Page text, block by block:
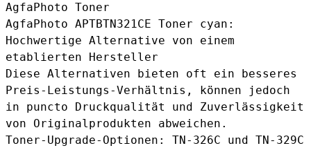
AgfaPhoto Toner
AgfaPhoto APTBTN321CE Toner cyan :
Hochwertige Alternative von einem
etablierten Hersteller
Diese Alternativen bieten oft ein besseres
Preis-Leistungs-Verhältnis, können jedoch
in puncto Druckqualität und Zuverlässigkeit
von Originalprodukten abweichen.
Toner-Upgrade-Optionen: TN-326C und TN-329C